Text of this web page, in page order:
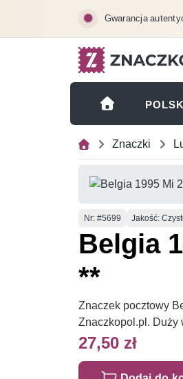
Gwarancja
Znaczki
Numer
Nr: #5699 Jakość:
Belgia
**
Znaczek pocztowy
Znaczkopol.pl. Duży
27,50 zł